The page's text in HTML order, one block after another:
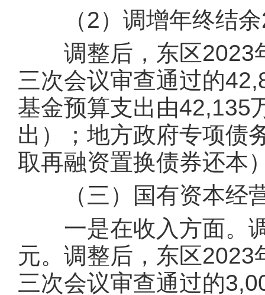
（2）调增年终结余
调整后，东区2023
三次会议审查通过的
基金预算支出由42,135
出）；地方政府专项债
取再融资置换债券还本
（三）国有资本经
一是在收入方面。调
元。调整后，东区
三次会议审查通过的